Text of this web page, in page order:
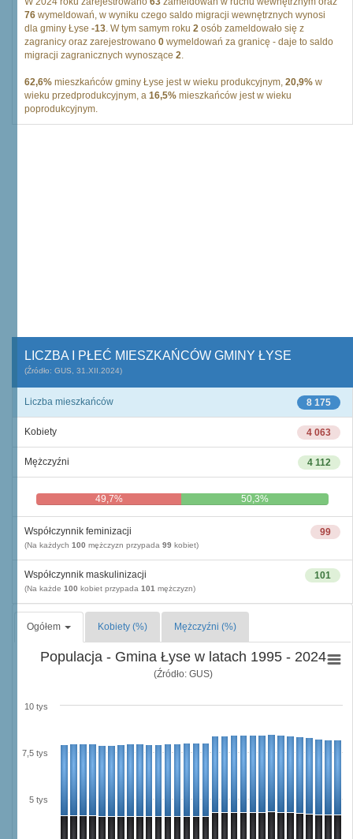
76 wymeldowań, w wyniku czego saldo migracji wewnętrznych wynosi
dla gminy Łyse -13. W tym samym roku 2 osób zameldowało się z
zagranicy oraz zarejestrowano 0 wymeldowań za granicę - daje to saldo
migracji zagranicznych wynoszące 2.
62,6% mieszkańców gminy Łyse jest w wieku produkcyjnym, 20,9% w
wieku przedprodukcyjnym, a 16,5% mieszkańców jest w wieku
poprodukcyjnym.
LICZBA I PŁEĆ MIESZKAŃCÓW GMINY ŁYSE
(Źródło: GUS, 31.XII.2024)
8 175
Liczba mieszkańców
4 063
Kobiety
4 112
Mężczyźni
49,7% 50,3%
99
Współczynnik feminizacji
(Na każdych 100 mężczyzn przypada 99 kobiet)
101
Współczynnik maskulinizacji
(Na każde 100 kobiet przypada 101 mężczyzn)
Ogółem Kobiety (%) Mężczyźni (%)
Populacja - Gmina Łyse w latach 1995 - 2024
(Źródło: GUS)
5 tys
7,5 tys
10 tys